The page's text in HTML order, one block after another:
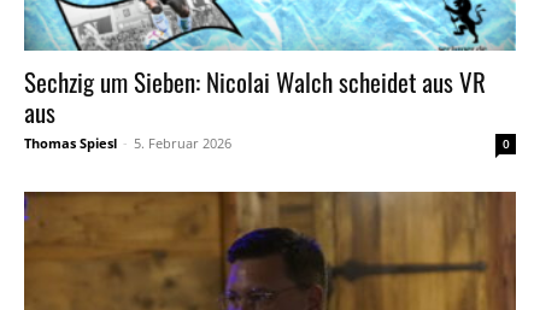
Sechzig um Sieben: Nicolai Walch scheidet aus VR
aus
Thomas Spiesl - 5. Februar 2026 0